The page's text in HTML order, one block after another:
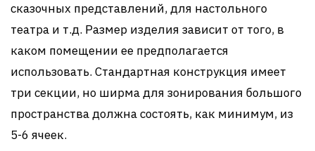
сказочных представлений, для настольного
театра и т.д. Размер изделия зависит от того, в
каком помещении ее предполагается
использовать. Стандартная конструкция имеет
три секции, но ширма для зонирования большого
пространства должна состоять, как минимум, из
5-6 ячеек.